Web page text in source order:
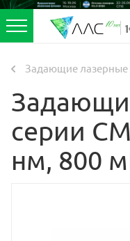
Задающие
серии
нм, 800